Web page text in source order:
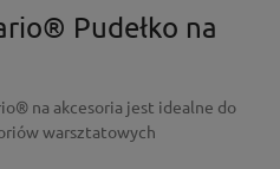
Pudełko na
na akcesoria jest idealne do
warsztatowych